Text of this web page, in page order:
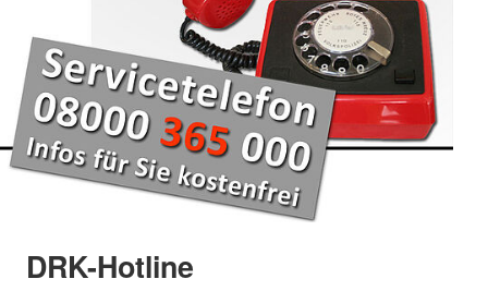
DRK-Hotline